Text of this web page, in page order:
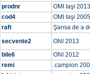
prodnr
OMI Iaşi 2013
cod4
OMI Iaşi 2005
raft
Şansa de a
secvente2
ONI 2013
bile6
ONI 2012
remi
.campion